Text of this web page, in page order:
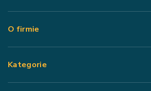
O firmie
Kategorie